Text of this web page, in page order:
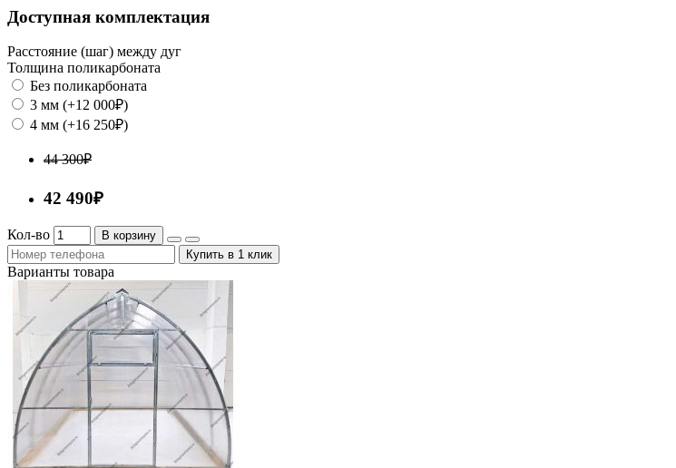
Доступная комплектация
Расстояние (шаг) между дуг
Толщина поликарбоната
Без поликарбоната
3 мм (+12 000₽)
4 мм (+16 250₽)
44 300₽
42 490₽
Кол-во
В корзину
Купить в 1 клик
Варианты товара